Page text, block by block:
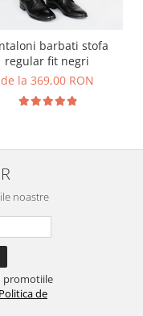
barbati stofa
regular fit negri
de la 369,00 RON
noastre
promotiile
Politica de